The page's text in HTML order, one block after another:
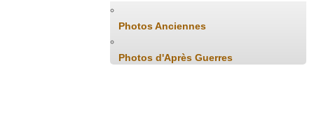
Photos Anciennes
Photos d'Après Guerres